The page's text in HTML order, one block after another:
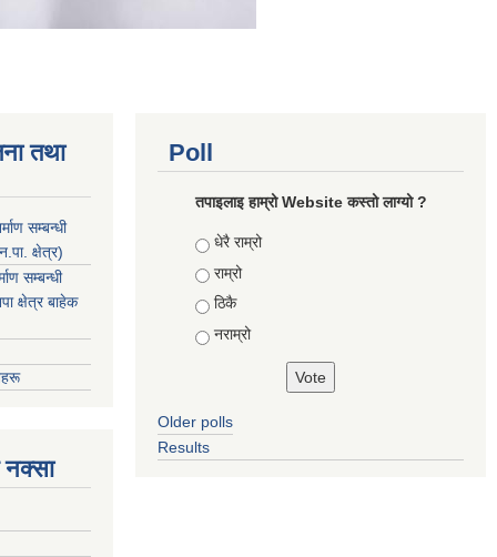
तथा
सम्बन्धी
क्षेत्र)
सम्बन्धी
क्षेत्र बाहेक
नक्सा
Poll
तपाइलाइ हाम्रो Website कस्तो लाग्यो ?
Choices
धेरै राम्रो
राम्रो
ठिकै
नराम्रो
Older polls
Results